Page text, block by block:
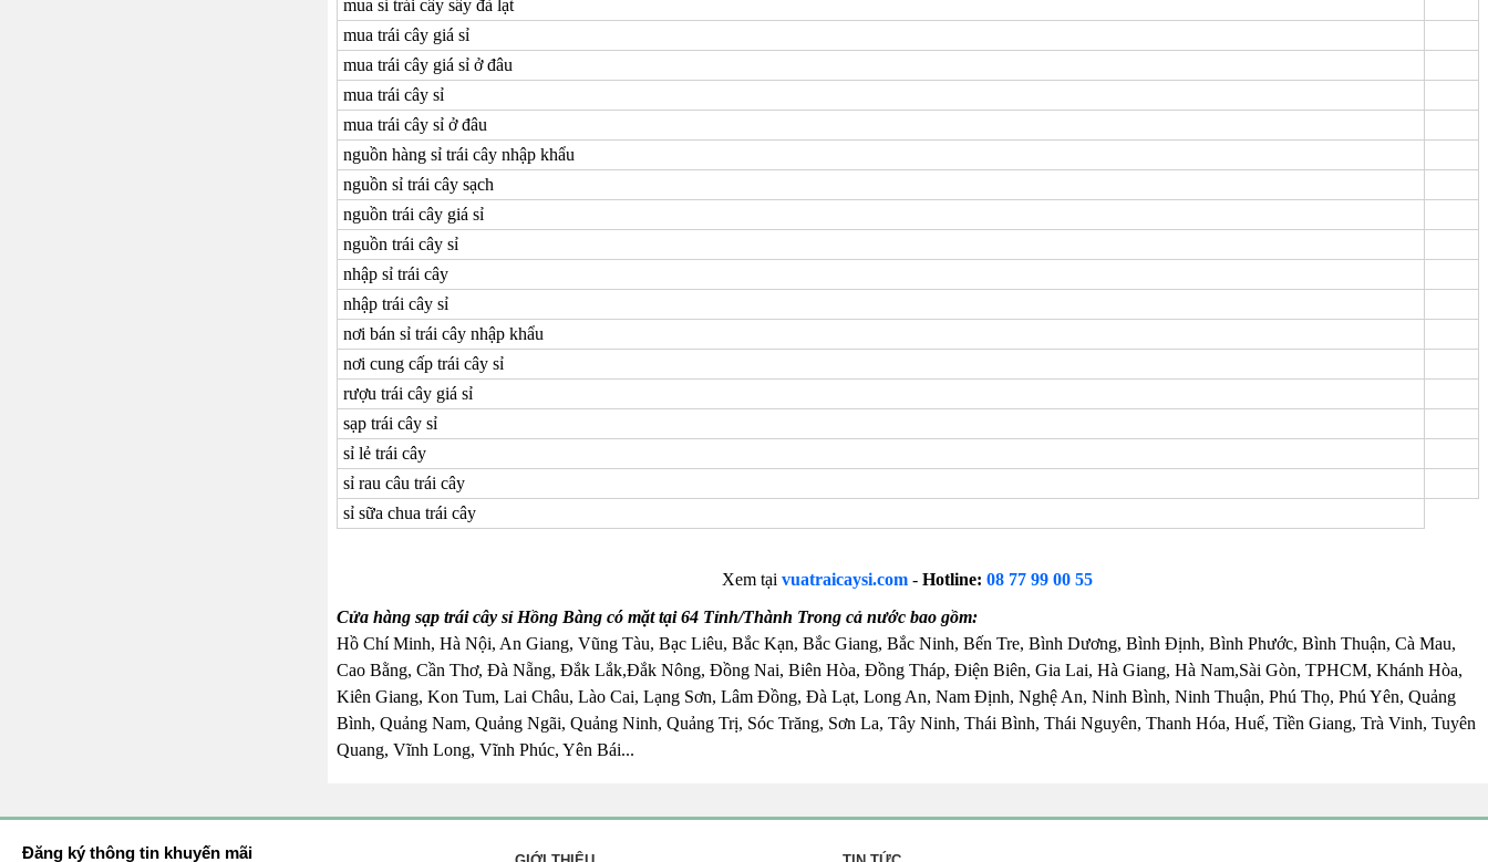
mua sỉ trái cây sấy đà lạt
mua trái cây giá sỉ
mua trái cây giá sỉ ở đâu
mua trái cây sỉ
mua trái cây sỉ ở đâu
nguồn hàng sỉ trái cây nhập khẩu
nguồn sỉ trái cây sạch
nguồn trái cây giá sỉ
nguồn trái cây sỉ
nhập sỉ trái cây
nhập trái cây sỉ
nơi bán sỉ trái cây nhập khẩu
nơi cung cấp trái cây sỉ
rượu trái cây giá sỉ
sạp trái cây sỉ
sỉ lẻ trái cây
sỉ rau câu trái cây
sỉ sữa chua trái cây
Xem tạivuatraicaysi.com -Hotline:08 77 99 00 55
Cửa hàng sạp trái cây sỉ Hồng Bàng có mặt tại 64 Tỉnh/Thành Trong cả nước bao gồm:
Hồ Chí Minh, Hà Nội, An Giang, Vũng Tàu, Bạc Liêu, Bắc Kạn, Bắc Giang, Bắc Ninh, Bến Tre, Bình Dương, Bình Định, Bình Phước, Bình Thuận, Cà Mau,
Cao Bằng, Cần Thơ, Đà Nẵng, Đắk Lắk,Đắk Nông, Đồng Nai, Biên Hòa, Đồng Tháp, Điện Biên, Gia Lai, Hà Giang, Hà Nam,Sài Gòn, TPHCM, Khánh Hòa,
Kiên Giang, Kon Tum, Lai Châu, Lào Cai, Lạng Sơn, Lâm Đồng, Đà Lạt, Long An, Nam Định, Nghệ An, Ninh Bình, Ninh Thuận, Phú Thọ, Phú Yên, Quảng
Bình, Quảng Nam, Quảng Ngãi, Quảng Ninh, Quảng Trị, Sóc Trăng, Sơn La, Tây Ninh, Thái Bình, Thái Nguyên, Thanh Hóa, Huế, Tiền Giang, Trà Vinh, Tuyên
Quang, Vĩnh Long, Vĩnh Phúc, Yên Bái...
Đăng ký thông tin khuyến mãi